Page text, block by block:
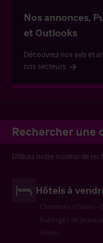
Nos annonces,
et Outlooks
Découvrez nos avis et
nos secteurs
Rechercher une
Utilisez notre moteur de
Hôtels à
Chambres d’hôtes -
Auberges de
Hôtels